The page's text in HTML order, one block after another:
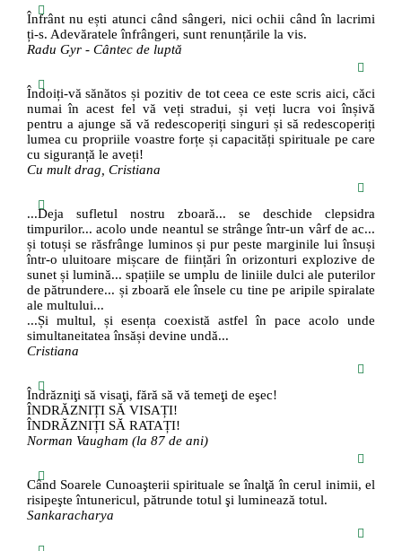
Înfrânt nu ești atunci când sângeri, nici ochii când în lacrimi
ți-s. Adevăratele înfrângeri, sunt renunțările la vis.
Radu Gyr - Cântec de luptă
Îndoiți-vă sănătos și pozitiv de tot ceea ce este scris aici, căci
numai în acest fel vă veți stradui, și veți lucra voi înșivă
pentru a ajunge să vă redescoperiți singuri și să redescoperiți
lumea cu propriile voastre forțe și capacități spirituale pe care
cu siguranță le aveți!
Cu mult drag, Cristiana
...Deja sufletul nostru zboară... se deschide clepsidra
timpurilor... acolo unde neantul se strânge într-un vârf de ac...
și totuși se răsfrânge luminos și pur peste marginile lui însuși
într-o uluitoare mișcare de ființări în orizonturi explozive de
sunet și lumină... spațiile se umplu de liniile dulci ale puterilor
de pătrundere... și zboară ele însele cu tine pe aripile spiralate
ale multului...
...Și multul, și esența coexistă astfel în pace acolo unde
simultaneitatea însăși devine undă...
Cristiana
Îndrăzniţi să visaţi, fără să vă temeţi de eşec!
ÎNDRĂZNIȚI SĂ VISAȚI!
ÎNDRĂZNIȚI SĂ RATAȚI!
Norman Vaugham (la 87 de ani)
Când Soarele Cunoaşterii spirituale se înalţă în cerul inimii, el
risipeşte întunericul, pătrunde totul şi luminează totul.
Sankaracharya